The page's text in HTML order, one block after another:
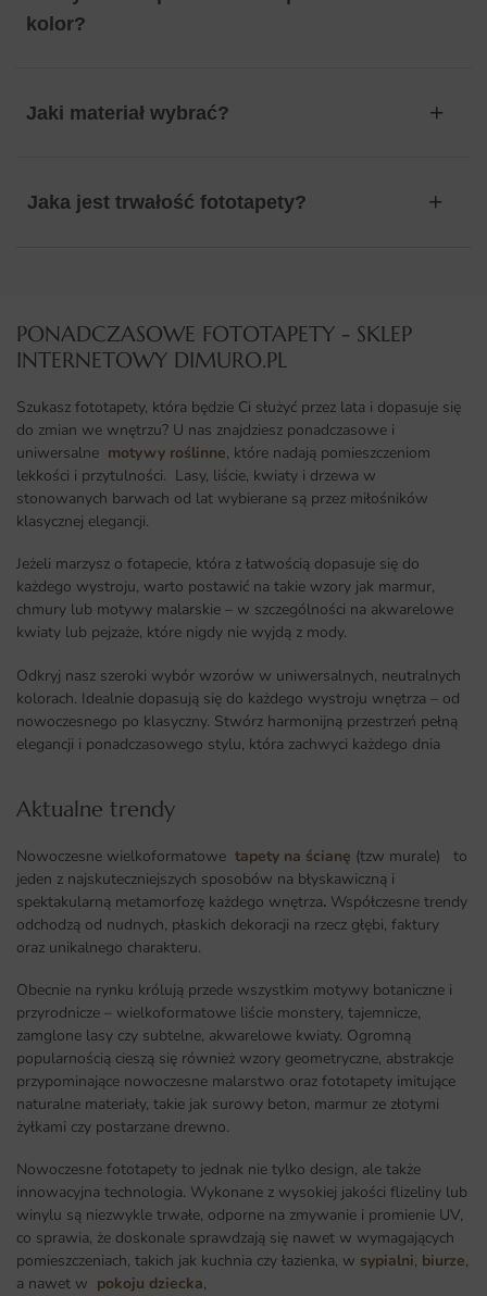
kolor?
Jaki materiał wybrać?
Jaka jest trwałość fototapety?
PONADCZASOWE FOTOTAPETY - SKLEP
INTERNETOWY DIMURO.PL​
Szukasz fototapety, która będzie Ci służyć przez lata i dopasuje się
do zmian we wnętrzu? U nas znajdziesz ponadczasowe i
uniwersalne motywy roślinne, które nadają pomieszczeniom
lekkości i przytulności. Lasy, liście, kwiaty i drzewa w
stonowanych barwach od lat wybierane są przez miłośników
klasycznej elegancji.
Jeżeli marzysz o fotapecie, która z łatwością dopasuje się do
każdego wystroju, warto postawić na takie wzory jak marmur,
chmury lub motywy malarskie – w szczególności na akwarelowe
kwiaty lub pejzaże, które nigdy nie wyjdą z mody.
Odkryj nasz szeroki wybór wzorów w uniwersalnych, neutralnych
kolorach. Idealnie dopasują się do każdego wystroju wnętrza – od
nowoczesnego po klasyczny. Stwórz harmonijną przestrzeń pełną
elegancji i ponadczasowego stylu, która zachwyci każdego dnia
Aktualne trendy​
Nowoczesne wielkoformatowe tapety na ścianę (tzw murale) to
jeden z najskuteczniejszych sposobów na błyskawiczną i
spektakularną metamorfozę każdego wnętrza. Współczesne trendy
odchodzą od nudnych, płaskich dekoracji na rzecz głębi, faktury
oraz unikalnego charakteru.
Obecnie na rynku królują przede wszystkim motywy botaniczne i
przyrodnicze – wielkoformatowe liście monstery, tajemnicze,
zamglone lasy czy subtelne, akwarelowe kwiaty. Ogromną
popularnością cieszą się również wzory geometryczne, abstrakcje
przypominające nowoczesne malarstwo oraz fototapety imitujące
naturalne materiały, takie jak surowy beton, marmur ze złotymi
żyłkami czy postarzane drewno.
Nowoczesne fototapety to jednak nie tylko design, ale także
innowacyjna technologia. Wykonane z wysokiej jakości flizeliny lub
winylu są niezwykle trwałe, odporne na zmywanie i promienie UV,
co sprawia, że doskonale sprawdzają się nawet w wymagających
pomieszczeniach, takich jak kuchnia czy łazienka, w sypialni, biurze,
a nawet w pokoju dziecka,